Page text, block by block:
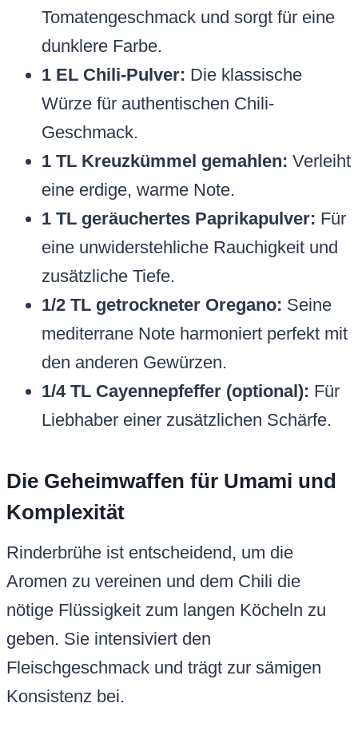
Tomatengeschmack und sorgt für eine
dunklere Farbe.
1 EL Chili-Pulver: Die klassische
Würze für authentischen Chili-
Geschmack.
1 TL Kreuzkümmel gemahlen: Verleiht
eine erdige, warme Note.
1 TL geräuchertes Paprikapulver: Für
eine unwiderstehliche Rauchigkeit und
zusätzliche Tiefe.
1/2 TL getrockneter Oregano: Seine
mediterrane Note harmoniert perfekt mit
den anderen Gewürzen.
1/4 TL Cayennepfeffer (optional): Für
Liebhaber einer zusätzlichen Schärfe.
Die Geheimwaffen für Umami und
Komplexität
Rinderbrühe ist entscheidend, um die
Aromen zu vereinen und dem Chili die
nötige Flüssigkeit zum langen Köcheln zu
geben. Sie intensiviert den
Fleischgeschmack und trägt zur sämigen
Konsistenz bei.